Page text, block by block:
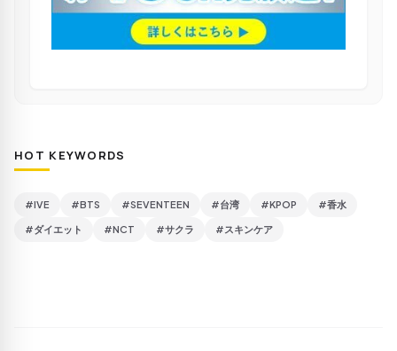
HOT KEYWORDS
#IVE #BTS #SEVENTEEN #台湾 #KPOP #香水
#ダイエット #NCT #サクラ #スキンケア